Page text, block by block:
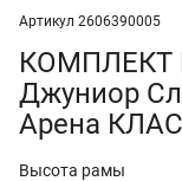
Артикул 2606390005
КОМПЛЕКТ
Джуниор
Арена
Высота рамы